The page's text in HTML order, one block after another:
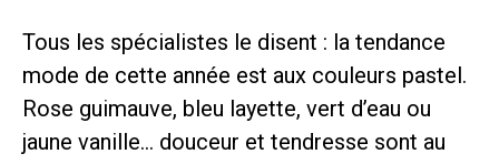
Tous les spécialistes le disent : la tendance
mode de cette année est aux couleurs pastel.
Rose guimauve, bleu layette, vert d’eau ou
jaune vanille… douceur et tendresse sont au